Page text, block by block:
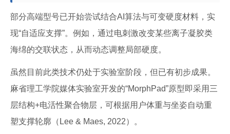
部分高端型号已开始尝试结合AI算法与可变硬度材料，实
现“自适应支撑”。例如，通过电刺激改变某些离子凝胶类
海绵的交联状态，从而动态调整局部硬度。
虽然目前此类技术仍处于实验室阶段，但已有初步成果。
麻省理工学院媒体实验室开发的“MorphPad”原型即采用三
层结构+电活性聚合物层，可根据用户体重与坐姿自动重
塑支撑轮廓（Lee & Maes, 2022）。